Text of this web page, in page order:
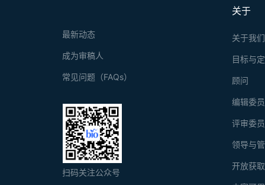
关于
关于我们
目标与
顾问
编辑委
评审委
领导与
开放获
最新动态
成为审稿人
常见问题（FAQs）
扫码关注公众号